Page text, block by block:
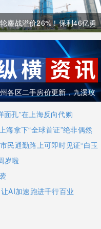
鏖战溢价26%！保利46亿勇
州地块，核心城市土拍热度
飙刷新多城纪录
各区二手房价更新，九溪玫
28.5万一平米高居榜首
面孔”在上海反向代购
海拿下“全球首证”绝非偶然
民通勤路上可即时见证“白玉
岁啦
AI加速跑进千行百业